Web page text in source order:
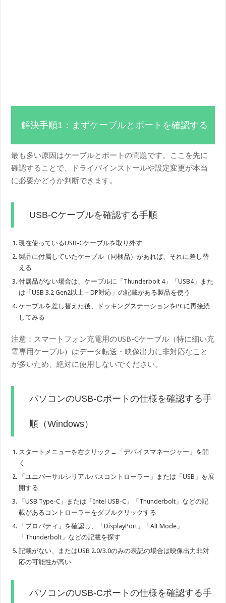
解決手順1：まずケーブルとポートを確認する
最も多い原因はケーブルとポートの問題です。ここを先に
確認することで、ドライバインストールや設定変更が本当
に必要かどうか判断できます。
USB-Cケーブルを確認する手順
現在使っているUSB-Cケーブルを取り外す
製品に付属していたケーブル（同梱品）があれば、それに差し替
える
付属品がない場合は、ケーブルに「Thunderbolt 4」「USB4」また
は「USB 3.2 Gen2以上＋DP対応」の記載がある製品を使う
ケーブルを差し替えた後、ドッキングステーションをPCに再接続
してみる
注意：スマートフォン充電用のUSB-Cケーブル（特に細い充
電専用ケーブル）はデータ転送・映像出力に非対応なこと
が多いため、絶対に使用しないでください。
パソコンのUSB-Cポートの仕様を確認する手
順（Windows）
スタートメニューを右クリック→「デバイスマネージャー」を開
く
「ユニバーサルシリアルバスコントローラー」または「USB」を展
開する
「USB Type-C」または「Intel USB-C」「Thunderbolt」などの記
載があるコントローラーをダブルクリックする
「プロパティ」を確認し、「DisplayPort」「Alt Mode」
「Thunderbolt」などの記載を探す
記載がない、またはUSB 2.0/3.0のみの表記の場合は映像出力非対
応の可能性が高い
パソコンのUSB-Cポートの仕様を確認する手